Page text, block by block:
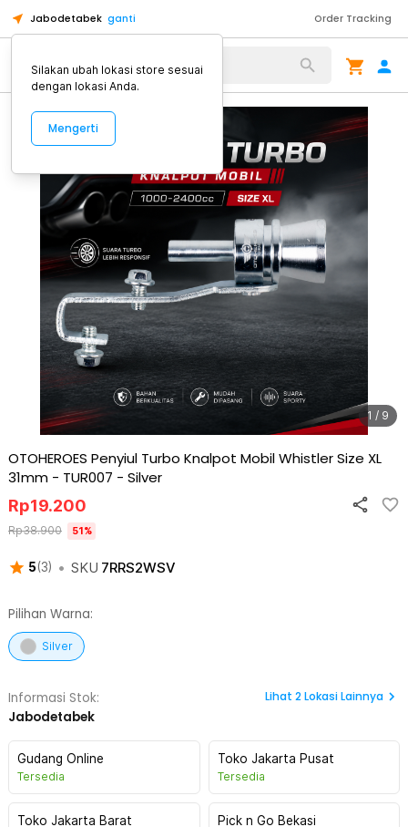
Jabodetabek ganti Order Tracking
Alat Kopi
1 / 9
OTOHEROES Penyiul Turbo Knalpot Mobil Whistler Size XL
31mm - TUR007 - Silver
5(3) • SKU 7RRS2WSV
Rp19.200
Rp38.900 51%
Pilihan Warna:
Silver
Informasi Stok:
Jabodetabek
Lihat 2Lokasi Lainnya
Gudang Online
Tersedia
Toko Jakarta Pusat
Tersedia
Toko Jakarta Barat Pick n Go Bekasi
Silakan ubah lokasi store sesuai
dengan lokasi Anda.
Mengerti